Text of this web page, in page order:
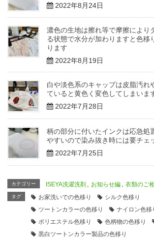
2022年8月24日
濃色の生地は擦れ等で摩擦により
る状態で水分が加わりますと色移
ります
2022年8月19日
白や淡色系のキャップは皮脂汚れ
ていると黄色く変色してしまいま
2022年7月28日
柄の部分に付いたインクは応急処
やすいので染み抜き時には要チェ
2022年7月25日
カテゴリー ISEYA洗濯洗剤 お知らせ編 衣類のご
タグ お家洗いでの色移り
シルク色移り
ツートンカラーの色移り
ナイロン色移
ポリエステル色移り
色柄物の色移り
黒白ツートンカラー製品の色移り